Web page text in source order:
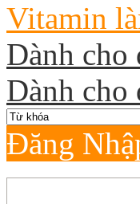
Vitamin
Dành cho
Dành cho
Đăng